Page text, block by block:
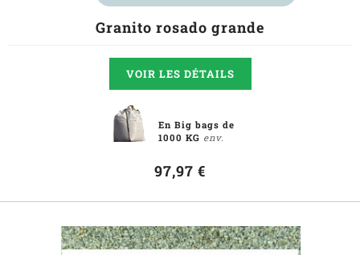
Granito rosado grande
VOIR LES DÉTAILS
En Big bags de
1000 KG env.
97,97 €